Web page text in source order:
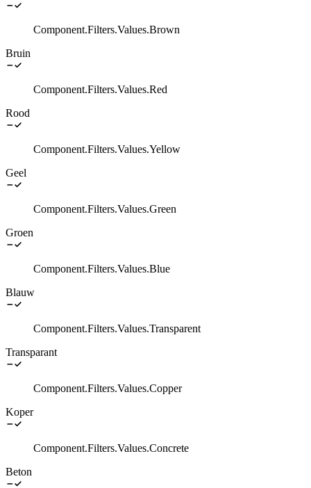
Component.Filters.Values.Brown
Bruin
Component.Filters.Values.Red
Rood
Component.Filters.Values.Yellow
Geel
Component.Filters.Values.Green
Groen
Component.Filters.Values.Blue
Blauw
Component.Filters.Values.Transparent
Transparant
Component.Filters.Values.Copper
Koper
Component.Filters.Values.Concrete
Beton